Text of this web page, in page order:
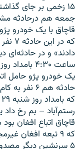
جمعه هم درحادثه
قاچاق با یک خودرو
که
دادند» و در
ساعت ۴:۳۰
یک خودرو پژو حامل
حادثه هم
قاچاق اتباع افغان
که ٩ تبعه افغان
۵ سرنشین دیگر مصدوم شدند.»